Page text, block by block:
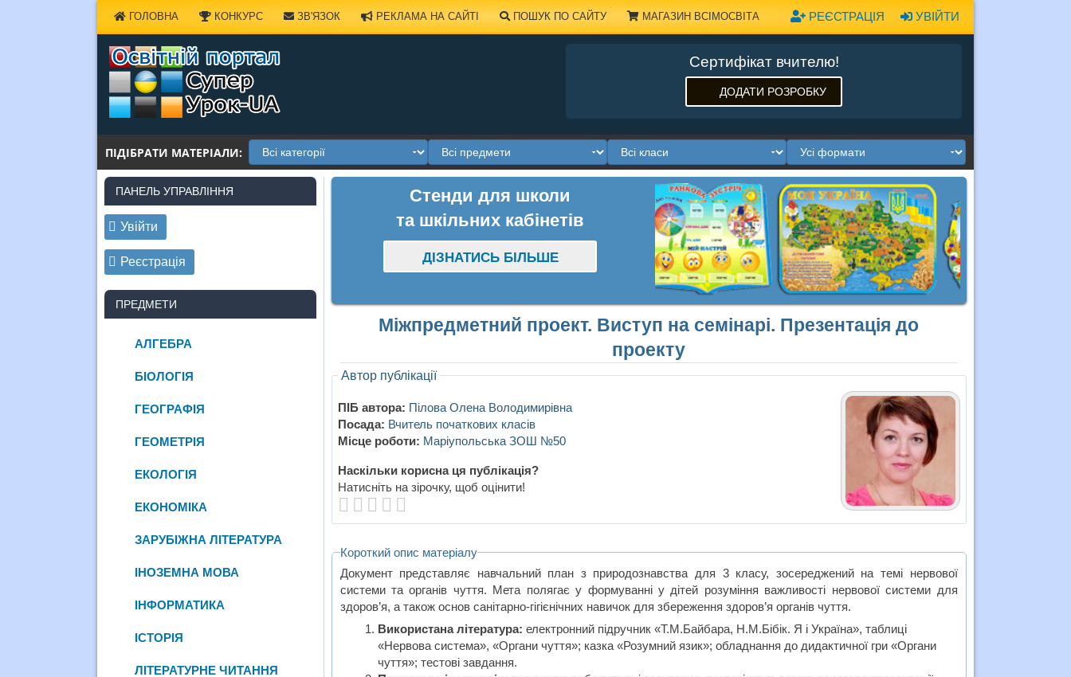
УВІЙТИ
РЕЄСТРАЦІЯ
ГОЛОВНА КОНКУРС ЗВ'ЯЗОК РЕКЛАМА НА САЙТІ ПОШУК ПО САЙТУ МАГАЗИН ВСІМОСВІТА
Сертифікат вчителю!
ДОДАТИ РОЗРОБКУ
ПІДІБРАТИ МАТЕРІАЛИ:
Стенди для школи
та шкільних кабінетів
ДІЗНАТИСЬ БІЛЬШЕ
Міжпредметний проект. Виступ на семінарі. Презентація до
проекту
Автор публікації
ПІБ автора: Пілова Олена Володимирівна
Посада: Вчитель початкових класів
Місце роботи: Маріупольська ЗОШ №50
Наскільки корисна ця публікація?
Натисніть на зірочку, щоб оцінити!
Короткий опис матеріалу
Документ представляє навчальний план з природознавства для 3 класу, зосереджений на темі нервової
системи та органів чуття. Мета полягає у формуванні у дітей розуміння важливості нервової системи для
здоров’я, а також основ санітарно-гігієнічних навичок для збереження здоров’я органів чуття.
Використана література: електронний підручник «Т.М.Байбара, Н.М.Бібік. Я і Україна», таблиці
«Нервова система», «Органи чуття»; казка «Розумний язик»; обладнання до дидактичної гри «Органи
чуття»; тестові завдання.
ПАНЕЛЬ УПРАВЛІННЯ
Увійти
Реєстрація
ПРЕДМЕТИ
АЛГЕБРА
БІОЛОГІЯ
ГЕОГРАФІЯ
ГЕОМЕТРІЯ
ЕКОЛОГІЯ
ЕКОНОМІКА
ЗАРУБІЖНА ЛІТЕРАТУРА
ІНОЗЕМНА МОВА
ІНФОРМАТИКА
ІСТОРІЯ
ЛІТЕРАТУРНЕ ЧИТАННЯ